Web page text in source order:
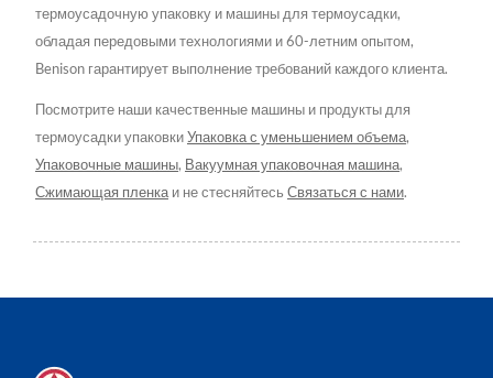
термоусадочную упаковку и машины для термоусадки,
обладая передовыми технологиями и 60-летним опытом,
Benison гарантирует выполнение требований каждого клиента.
Посмотрите наши качественные машины и продукты для
термоусадки упаковкиУпаковка с уменьшением объема,
Упаковочные машины, Вакуумная упаковочная машина,
Сжимающая пленка и не стесняйтесь Связаться с нами.